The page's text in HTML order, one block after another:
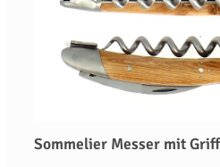
Sommelier Messer mit